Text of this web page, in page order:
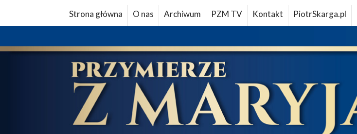
Strona główna O nas Archiwum PZM TV Kontakt PiotrSkarga.pl